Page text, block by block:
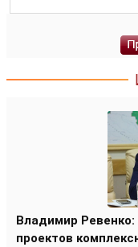
Владимир Ревенко:
проектов